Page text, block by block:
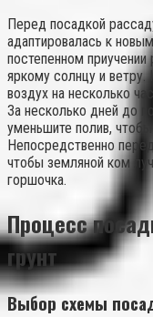
Перед посадкой
адаптировалась к
постепенном
яркому солнцу и ветру.
воздух на несколько
За несколько дней до
уменьшите полив,
Непосредственно
чтобы земляной ком
горшочка.
Процесс
грунт
Выбор схемы